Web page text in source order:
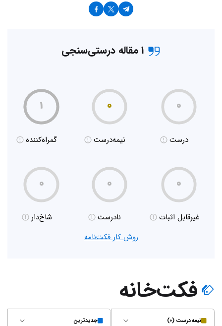
۱ مقاله درستی‌سنجی
۰
درست
۰
نیمه‌درست
۱
گمراه‌کننده
۰
غیر‌قابل اثبات
۰
نادرست
۰
شاخ‌دار
روش کار فکت‌نامه
فکت‌خانه
نیمه‌درست (۰) جدیدترین